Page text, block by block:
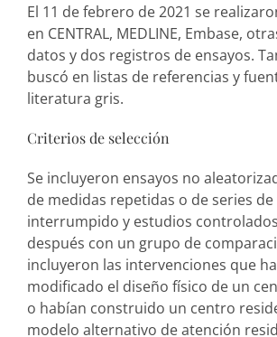
El 11 de febrero de 2021 se
en CENTRAL, MEDLINE, Embase,
datos y dos registros de ensayos.
buscó en listas de referencias y
literatura gris.
Criterios de selección
Se incluyeron ensayos no
de medidas repetidas o de series
interrumpido y estudios
después con un grupo de
incluyeron las intervenciones que
modificado el diseño físico de un
o habían construido un centro
modelo alternativo de atención